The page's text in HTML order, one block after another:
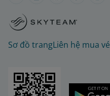
Sơ đồ trangLiên hệ mua vé